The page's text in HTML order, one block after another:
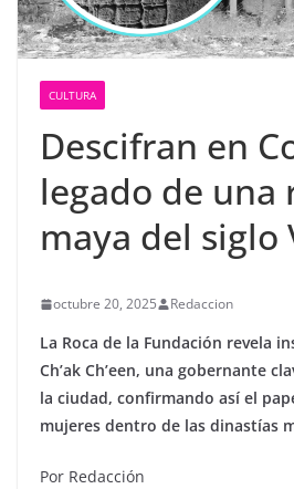
CULTURA
Descifran en
legado de una
maya del siglo
octubre 20, 2025 Redaccion
La Roca de la Fundación revela
Ch’ak Ch’een, una gobernante
la ciudad, confirmando así el
mujeres dentro de las dinastías
Por Redacción